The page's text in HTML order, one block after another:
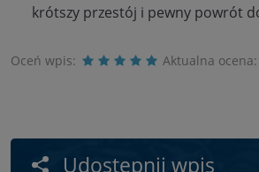
krótszy przestój i pewny powrót
Oceń wpis: Aktualna ocena:
Udostępnij wpis